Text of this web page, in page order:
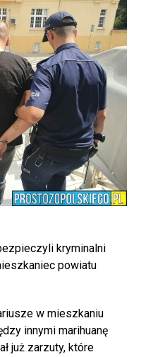
kryminalni
powiatu
w mieszkaniu
innymi marihuanę
już zarzuty, które